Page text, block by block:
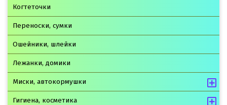
Когтеточки
Переноски, сумки
Ошейники, шлейки
Лежанки, домики
Миски, автокормушки
Гигиена, косметика